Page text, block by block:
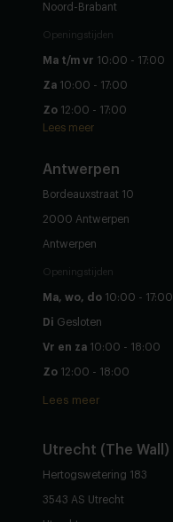
Noord-Brabant
Openingstijden
Ma t/m vr 10:00 - 17:00
Za 10:00 - 17:00
Zo 12:00 - 17:00
Lees meer
Antwerpen
Bordeauxstraat 10
2000 Antwerpen
Antwerpen
Openingstijden
Ma, wo, do 10:00 - 17:00
Di Gesloten
Vr en za 10:00 - 18:00
Zo 12:00 - 18:00
Lees meer
Utrecht (The Wall)
Hertogswetering 183
3543 AS Utrecht